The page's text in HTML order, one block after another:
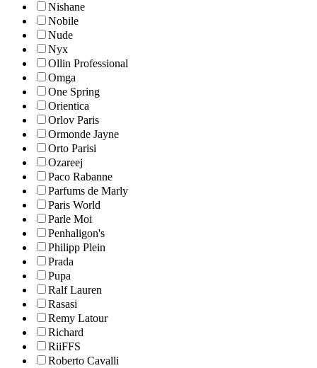
Nishane
Nobile
Nude
Nyx
Ollin Professional
Omga
One Spring
Orientica
Orlov Paris
Ormonde Jayne
Orto Parisi
Ozareej
Paco Rabanne
Parfums de Marly
Paris World
Parle Moi
Penhaligon's
Philipp Plein
Prada
Pupa
Ralf Lauren
Rasasi
Remy Latour
Richard
RiiFFS
Roberto Cavalli